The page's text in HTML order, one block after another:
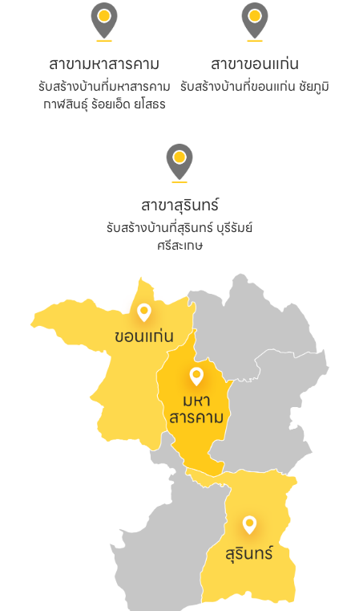
สาขามหาสารคาม
รับสร้างบ้านที่มหาสารคาม
กาฬสินธุ์ ร้อยเอ็ด ยโสธร
สาขาขอนแก่น
รับสร้างบ้านที่ขอนแก่น ชัยภูมิ
สาขาสุรินทร์
รับสร้างบ้านที่สุรินทร์ บุรีรัมย์
ศรีสะเกษ